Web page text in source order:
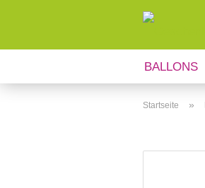
BALLONS
ANLÄSSE
Startseite »